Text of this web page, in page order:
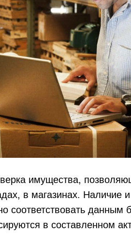
имущества,
в магазинах. Наличие
соответствовать данным
в составленном